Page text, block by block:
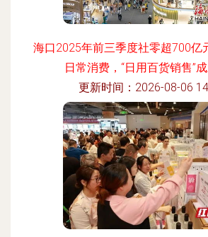
海口2025年前三季度社零超700亿
日常消费，“日用百货销售”
更新时间：2026-08-06